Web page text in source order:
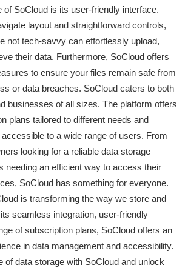
of SoCloud is its user-friendly interface.
layout and straightforward controls,
not tech-savvy can effortlessly upload,
their data. Furthermore, SoCloud offers
to ensure your files remain safe from
or data breaches. SoCloud caters to both
businesses of all sizes. The platform offers
plans tailored to different needs and
to a wide range of users. From
looking for a reliable data storage
needing an efficient way to access their
SoCloud has something for everyone.
is transforming the way we store and
seamless integration, user-friendly
of subscription plans, SoCloud offers an
in data management and accessibility.
of data storage with SoCloud and unlock